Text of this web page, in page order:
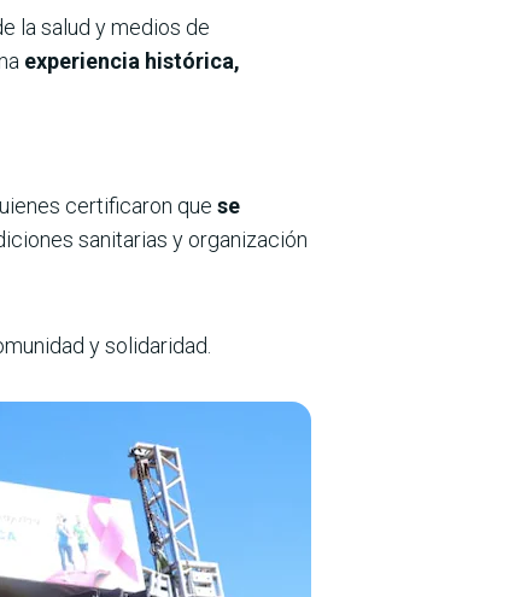
la salud y medios de
experiencia histórica,
certificaron que se
sanitarias y organización
y solidaridad.